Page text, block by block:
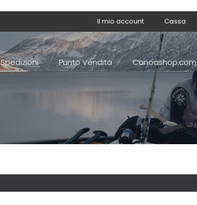
Il mio account Cassa
Spedizioni Punto Vendita Canoashop.com